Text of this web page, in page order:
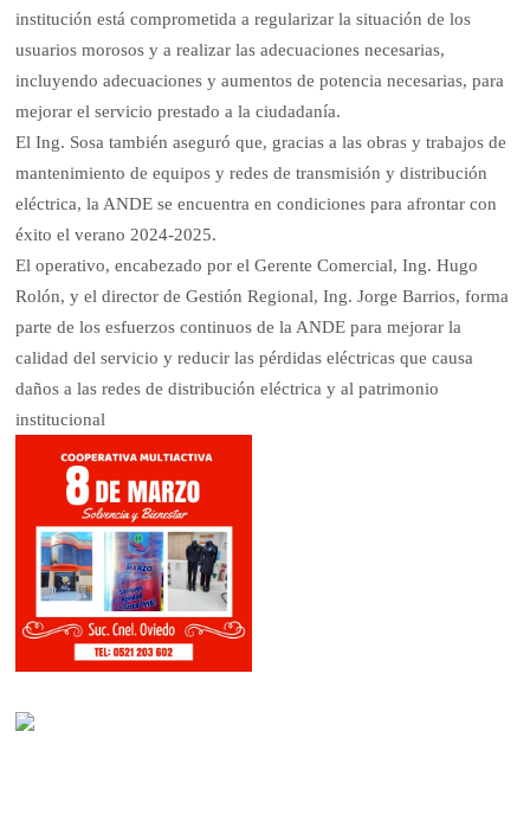
institución está comprometida a regularizar la situación de los
usuarios morosos y a realizar las adecuaciones necesarias,
incluyendo adecuaciones y aumentos de potencia necesarias, para
mejorar el servicio prestado a la ciudadanía.
El Ing. Sosa también aseguró que, gracias a las obras y trabajos de
mantenimiento de equipos y redes de transmisión y distribución
eléctrica, la ANDE se encuentra en condiciones para afrontar con
éxito el verano 2024-2025.
El operativo, encabezado por el Gerente Comercial, Ing. Hugo
Rolón, y el director de Gestión Regional, Ing. Jorge Barrios, forma
parte de los esfuerzos continuos de la ANDE para mejorar la
calidad del servicio y reducir las pérdidas eléctricas que causa
daños a las redes de distribución eléctrica y al patrimonio
institucional